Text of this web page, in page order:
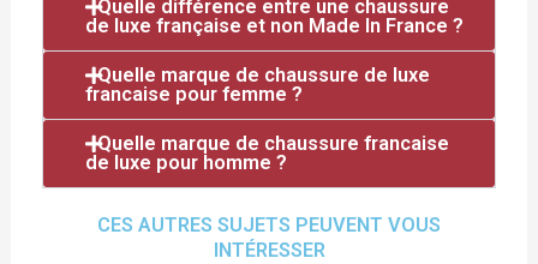
Quelle différence entre une chaussure
de luxe française et non Made In France ?
Quelle marque de chaussure de luxe
francaise pour femme ?
Quelle marque de chaussure francaise
de luxe pour homme ?
CES AUTRES SUJETS PEUVENT VOUS
INTÉRESSER